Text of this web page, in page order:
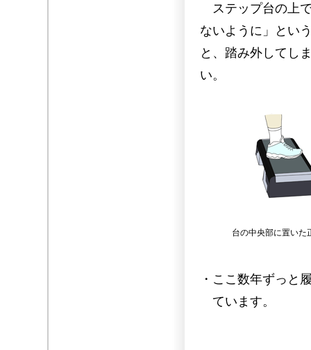
ステップ台の上
ないように」とい
と、踏み外してし
い。
台の中央部に置いた
・ここ数年ずっ
ています